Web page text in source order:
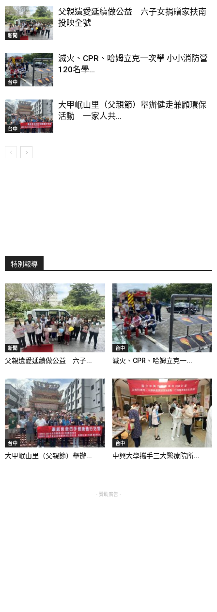
新聞
父親遺愛延續做公益 六子女捐贈家扶南
投映全號
台中
滅火、CPR、哈姆立克一次學 小小消防營
120名學...
台中
大甲岷山里（父親節）舉辦健走兼顧環保
活動 一家人共...
特別報導
新聞
父親遺愛延續做公益 六子...
台中
滅火、CPR、哈姆立克一...
台中
大甲岷山里（父親節）舉辦...
台中
中興大學攜手三大醫療院所...
- 贊助廣告 -